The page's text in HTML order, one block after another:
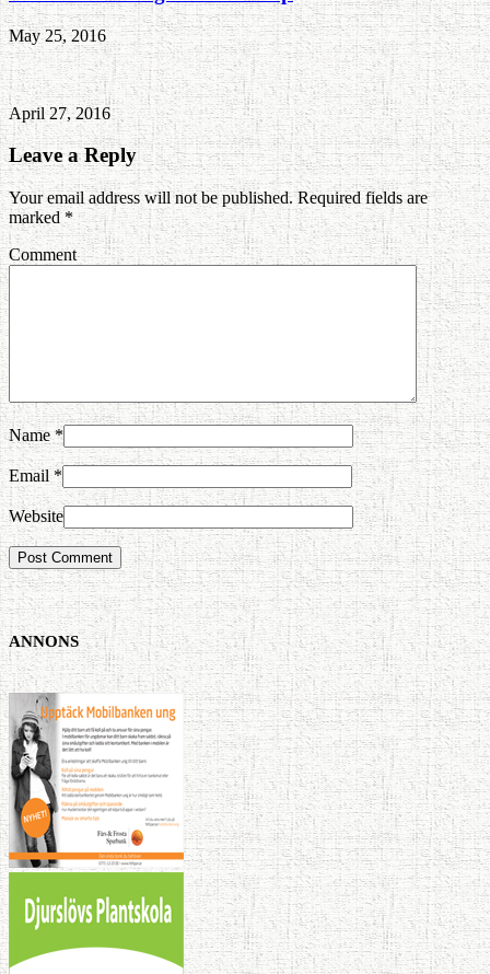
May 25, 2016
April 27, 2016
Leave a Reply
Your email address will not be published. Required fields are
marked*
Comment
Name *
Email *
Website
ANNONS